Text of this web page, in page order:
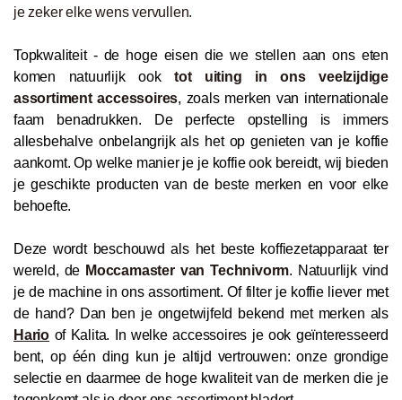
je zeker elke wens vervullen.
Topkwaliteit - de hoge eisen die we stellen aan ons eten
komen natuurlijk ook tot uiting in ons veelzijdige
assortiment accessoires, zoals merken van internationale
faam benadrukken. De perfecte opstelling is immers
allesbehalve onbelangrijk als het op genieten van je koffie
aankomt. Op welke manier je je koffie ook bereidt, wij bieden
je geschikte producten van de beste merken en voor elke
behoefte.
Deze wordt beschouwd als het beste koffiezetapparaat ter
wereld, de Moccamaster van Technivorm. Natuurlijk vind
je de machine in ons assortiment. Of filter je koffie liever met
de hand? Dan ben je ongetwijfeld bekend met merken als
Hario of Kalita. In welke accessoires je ook geïnteresseerd
bent, op één ding kun je altijd vertrouwen: onze grondige
selectie en daarmee de hoge kwaliteit van de merken die je